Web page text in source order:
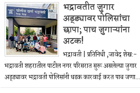
भद्रावतीत जुगार
अड्ड्यावर पोलिसांचा
छापा; पाच जुगाऱ्यांना
अटक!
भद्रावती | प्रतिनिधी ,जावेद शेख:-
भद्रावती शहरातील पाटील नगर परिसरात सुरू असलेल्या जुगार
अड्ड्यावर भद्रावती पोलिसांनी धडक कारवाई करत पाच जणा...